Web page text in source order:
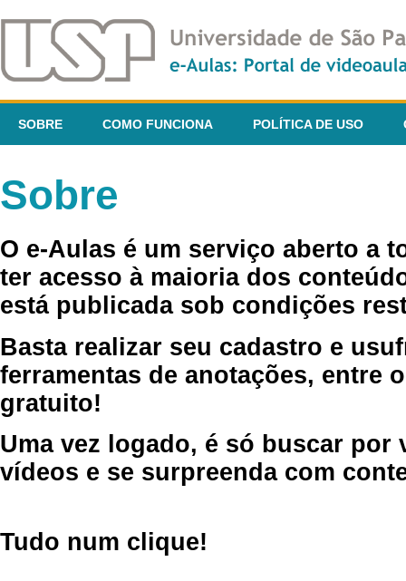
SOBRE COMO FUNCIONA POLÍTICA DE USO
Sobre
O e-Aulas é um serviço aberto a
ter acesso à maioria dos
está publicada sob condições
Basta realizar seu cadastro e
ferramentas de anotações, entre
gratuito!
Uma vez logado, é só buscar por
vídeos e se surpreenda com
Tudo num clique!